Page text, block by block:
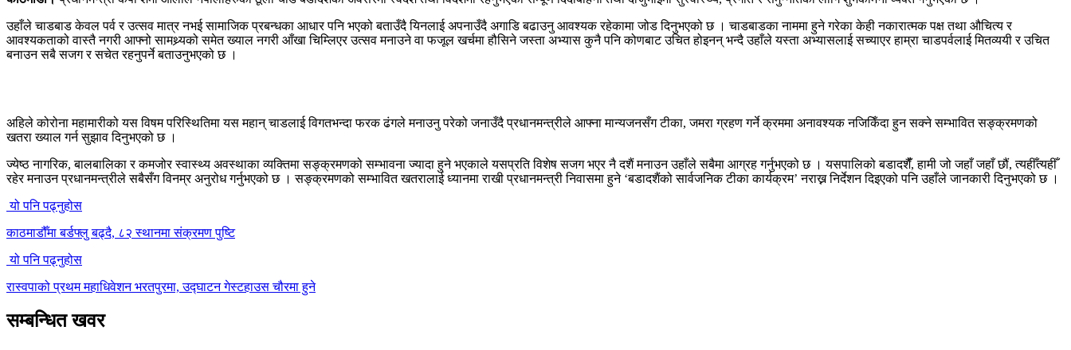
उहाँले चाडबाड केवल पर्व र उत्सव मात्र नभई सामाजिक प्रबन्धका आधार पनि भएको बताउँदै यिनलाई अपनाउँदै अगाडि बढाउनु आवश्यक रहेकामा जोड दिनुभएको छ । चाडबाडका नाममा हुने गरेका केही नकारात्मक पक्ष तथा औचित्य र
आवश्यकताको वास्तै नगरी आफ्नो सामथ्र्यको समेत ख्याल नगरी आँखा चिम्लिएर उत्सव मनाउने वा फजूल खर्चमा हौसिने जस्ता अभ्यास कुनै पनि कोणबाट उचित होइनन् भन्दै उहाँले यस्ता अभ्यासलाई सच्याएर हाम्रा चाडपर्वलाई मितव्ययी र उचित
बनाउन सबै सजग र सचेत रहनुपर्ने बताउनुभएको छ ।
अहिले कोरोना महामारीको यस विषम परिस्थितिमा यस महान् चाडलाई विगतभन्दा फरक ढंगले मनाउनु परेको जनाउँदै प्रधानमन्त्रीले आफ्ना मान्यजनसँग टीका, जमरा ग्रहण गर्ने क्रममा अनावश्यक नजिकिँदा हुन सक्ने सम्भावित सङ्क्रमणको
खतरा ख्याल गर्न सुझाव दिनुभएको छ ।
ज्येष्ठ नागरिक, बालबालिका र कमजोर स्वास्थ्य अवस्थाका व्यक्तिमा सङ्क्रमणको सम्भावना ज्यादा हुने भएकाले यसप्रति विशेष सजग भएर नै दशैं मनाउन उहाँले सबैमा आग्रह गर्नुभएको छ । यसपालिको बडादशैंँ, हामी जो जहाँ जहाँ छौं, त्यहीँत्यहीँ
रहेर मनाउन प्रधानमन्त्रीले सबैसँग विनम्र अनुरोध गर्नुभएको छ । सङ्क्रमणको सम्भावित खतरालाई ध्यानमा राखी प्रधानमन्त्री निवासमा हुने ‘बडादशैंको सार्वजनिक टीका कार्यक्रम’ नराख्न निर्देशन दिइएको पनि उहाँले जानकारी दिनुभएको छ ।
यो पनि पढ्नुहोस
काठमाडौँमा बर्डफ्लु बढ्दै, ८२ स्थानमा संक्रमण पुष्टि
यो पनि पढ्नुहोस
रास्वपाको प्रथम महाधिवेशन भरतपुरमा, उद्घाटन गेस्टहाउस चौरमा हुने
सम्बन्धित खवर